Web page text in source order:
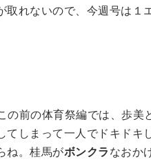
れないので、今週号は１
の前の体育祭編では、歩美
てしまって一人でドキドキ
ね。桂馬がボンクラ なおか